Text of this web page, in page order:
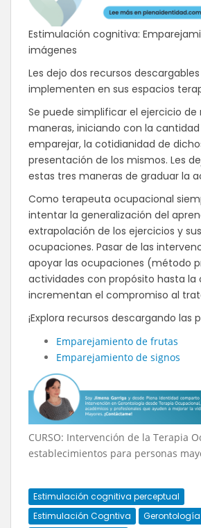
Estimulación cognitiva:
imágenes
Les dejo dos recursos
implementen en sus espacios
Se puede simplificar el ejercicio de
maneras, iniciando con la
emparejar, la cotidianidad de
presentación de los mismos. Les
estas tres maneras de graduar la
Como terapeuta ocupacional
intentar la generalización del
extrapolación de los ejercicios y
ocupaciones. Pasar de las
apoyar las ocupaciones (método
actividades con propósito hasta la
incrementan el compromiso al
¡Explora recursos descargando las
Emparejamiento de frutas
Emparejamiento de signos
CURSO: Intervención de la Terapia
establecimientos para personas
Estimulación cognitiva perceptual
Estimulación Cogntiva
Gerontología